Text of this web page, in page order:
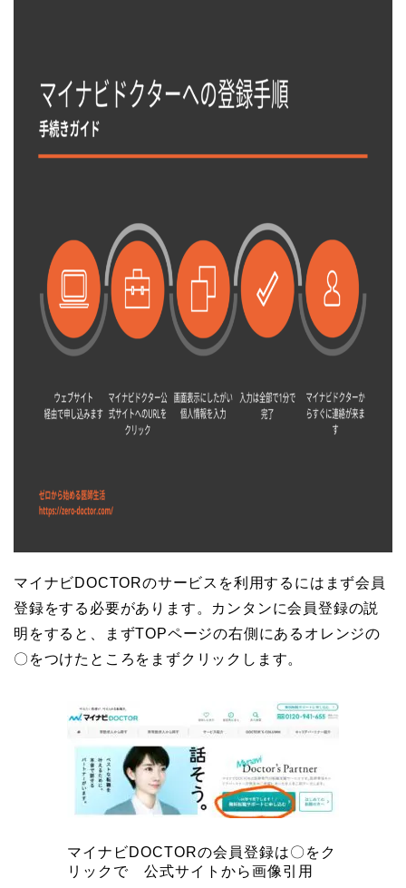
マイナビDOCTORのサービスを利用するにはまず会員
登録をする必要があります。カンタンに会員登録の説
明をすると、まずTOPページの右側にあるオレンジの
〇をつけたところをまずクリックします。
マイナビDOCTORの会員登録は〇をク
リックで 公式サイトから画像引用